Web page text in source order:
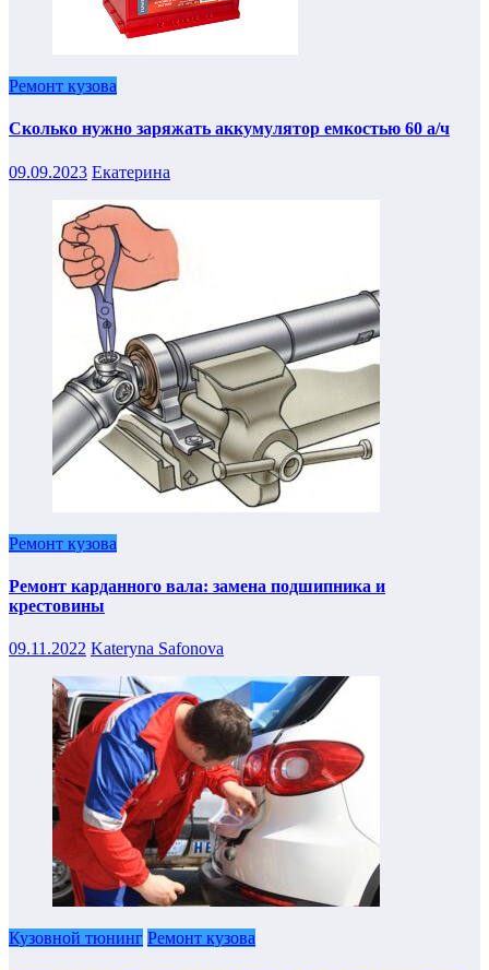
Ремонт кузова
Сколько нужно заряжать аккумулятор емкостью 60 а/ч
09.09.2023 Екатерина
Ремонт кузова
Ремонт карданного вала: замена подшипника и
крестовины
09.11.2022 Kateryna Safonova
Кузовной тюнинг Ремонт кузова